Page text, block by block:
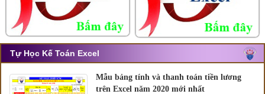
Tự Học Kế Toán Excel
Mẫu bảng tính và thanh toán tiền lương
trên Excel năm 2020 mới nhất